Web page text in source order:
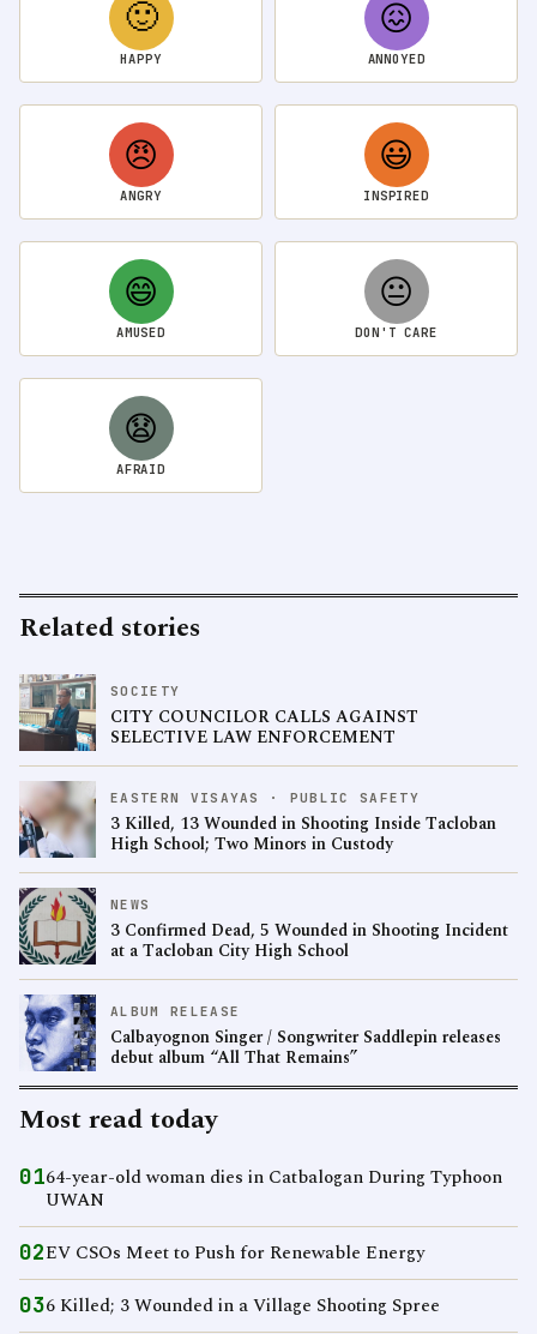
🙂
HAPPY
😖
ANNOYED
😠
ANGRY
😃
INSPIRED
😄
AMUSED
😐
DON'T CARE
😧
AFRAID
Related stories
SOCIETY
CITY COUNCILOR CALLS AGAINST
SELECTIVE LAW ENFORCEMENT
EASTERN VISAYAS · PUBLIC SAFETY
3 Killed, 13 Wounded in Shooting Inside Tacloban
High School; Two Minors in Custody
NEWS
3 Confirmed Dead, 5 Wounded in Shooting Incident
at a Tacloban City High School
ALBUM RELEASE
Calbayognon Singer / Songwriter Saddlepin releases
debut album “All That Remains”
Most read today
0164-year-old woman dies in Catbalogan During Typhoon
UWAN
02EV CSOs Meet to Push for Renewable Energy
036 Killed; 3 Wounded in a Village Shooting Spree